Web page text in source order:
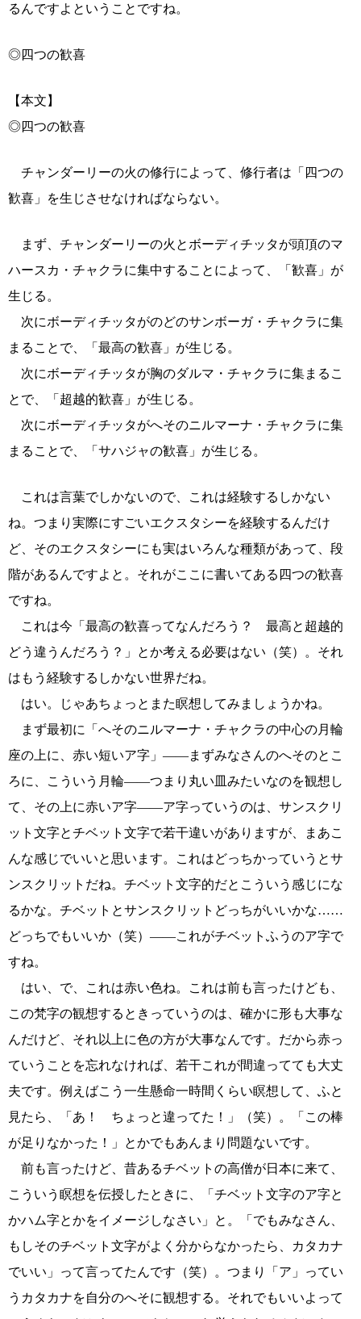
るんですよということですね。
◎四つの歓喜
【本文】
◎四つの歓喜
チャンダーリーの火の修行によって、修行者は「四つの
歓喜」を生じさせなければならない。
まず、チャンダーリーの火とボーディチッタが頭頂のマ
ハースカ・チャクラに集中することによって、「歓喜」が
生じる。
次にボーディチッタがのどのサンボーガ・チャクラに集
まることで、「最高の歓喜」が生じる。
次にボーディチッタが胸のダルマ・チャクラに集まるこ
とで、「超越的歓喜」が生じる。
次にボーディチッタがへそのニルマーナ・チャクラに集
まることで、「サハジャの歓喜」が生じる。
これは言葉でしかないので、これは経験するしかない
ね。つまり実際にすごいエクスタシーを経験するんだけ
ど、そのエクスタシーにも実はいろんな種類があって、段
階があるんですよと。それがここに書いてある四つの歓喜
ですね。
これは今「最高の歓喜ってなんだろう？ 最高と超越的
どう違うんだろう？」とか考える必要はない（笑）。それ
はもう経験するしかない世界だね。
はい。じゃあちょっとまた瞑想してみましょうかね。
まず最初に「へそのニルマーナ・チャクラの中心の月輪
座の上に、赤い短いア字」――まずみなさんのへそのとこ
ろに、こういう月輪――つまり丸い皿みたいなのを観想し
て、その上に赤いア字――ア字っていうのは、サンスクリ
ット文字とチベット文字で若干違いがありますが、まあこ
んな感じでいいと思います。これはどっちかっていうとサ
ンスクリットだね。チベット文字的だとこういう感じにな
るかな。チベットとサンスクリットどっちがいいかな……
どっちでもいいか（笑）――これがチベットふうのア字で
すね。
はい、で、これは赤い色ね。これは前も言ったけども、
この梵字の観想するときっていうのは、確かに形も大事な
んだけど、それ以上に色の方が大事なんです。だから赤っ
ていうことを忘れなければ、若干これが間違ってても大丈
夫です。例えばこう一生懸命一時間くらい瞑想して、ふと
見たら、「あ！ ちょっと違ってた！」（笑）。「この棒
が足りなかった！」とかでもあんまり問題ないです。
前も言ったけど、昔あるチベットの高僧が日本に来て、
こういう瞑想を伝授したときに、「チベット文字のア字と
かハム字とかをイメージしなさい」と。「でもみなさん、
もしそのチベット文字がよく分からなかったら、カタカナ
でいい」って言ってたんです（笑）。つまり「ア」ってい
うカタカナを自分のへそに観想する。それでもいいよって